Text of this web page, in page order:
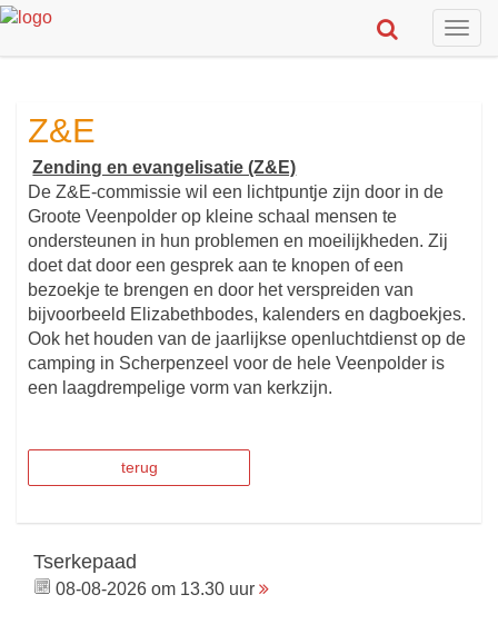
Z&E
Zending en evangelisatie (Z&E)
De Z&E-commissie wil een lichtpuntje zijn door in de
Groote Veenpolder op kleine schaal mensen te
ondersteunen in hun problemen en moeilijkheden. Zij
doet dat door een gesprek aan te knopen of een
bezoekje te brengen en door het verspreiden van
bijvoorbeeld Elizabethbodes, kalenders en dagboekjes.
Ook het houden van de jaarlijkse openluchtdienst op de
camping in Scherpenzeel voor de hele Veenpolder is
een laagdrempelige vorm van kerkzijn.
terug
Tserkepaad
08-08-2026 om 13.30 uur